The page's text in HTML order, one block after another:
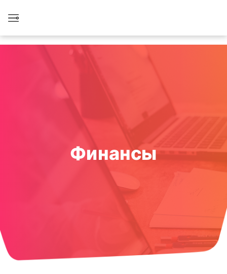
Финансы